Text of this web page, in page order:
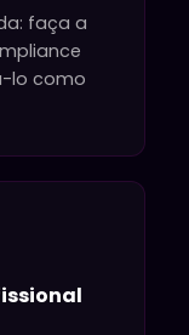
faça a
lo como